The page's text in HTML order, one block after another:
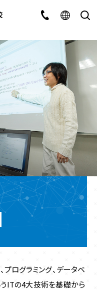
ログラミング、データベ
うITの4大技術を基礎から